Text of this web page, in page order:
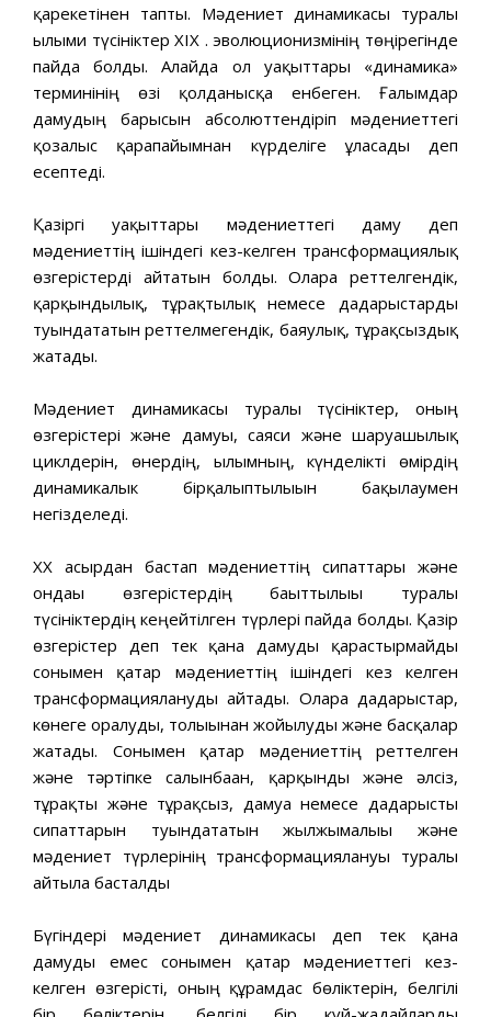
қарекетінен тапты. Мәдениет динамикасы туралы
ғылыми түсініктер XIX ғ. эволюционизмінің төңірегінде
пайда болды. Алайда ол уақыттары «динамика»
терминінің өзі қолданысқа енбеген. Ғалымдар
дамудың барысын абсолюттендіріп мәдениеттегі
қозғалыс қарапайымнан күрделіге ұласады деп
есептеді.
Қазіргі уақыттары мәдениеттегі даму деп
мәдениеттің ішіндегі кез-келген трансформациялық
өзгерістерді айтатын болды. Оларға реттелгендік,
қарқындылық, тұрақтылық немесе дағдарыстарды
туындататын реттелмегендік, баяулық, тұрақсыздық
жатады.
Мәдениет динамикасы туралы түсініктер, оның
өзгерістері және дамуы, саяси және шаруашылық
циклдерін, өнердің, ғылымның, күнделікті өмірдің
динамикалык бірқалыптылығын бақылаумен
негізделеді.
XX ғасырдан бастап мәдениеттің сипаттары және
ондағы өзгерістердің бағыттылығы туралы
түсініктердің кеңейтілген түрлері пайда болды. Қазір
өзгерістер деп тек қана дамуды қарастырмайды
сонымен қатар мәдениеттің ішіндегі кез келген
трансформациялануды айтады. Оларға дағдарыстар,
көнеге оралуды, толығынан жойылуды және басқалар
жатады. Сонымен қатар мәдениеттің реттелген
және тәртіпке салынбаған, қарқынды және әлсіз,
тұрақты және тұрақсыз, дамуға немесе дағдарысты
сипаттарын туындататын жылжымалығы және
мәдениет түрлерінің трансформациялануы туралы
айтыла басталды
Бүгіндері мәдениет динамикасы деп тек қана
дамуды емес сонымен қатар мәдениеттегі кез-
келген өзгерісті, оның құрамдас бөліктерін, белгілі